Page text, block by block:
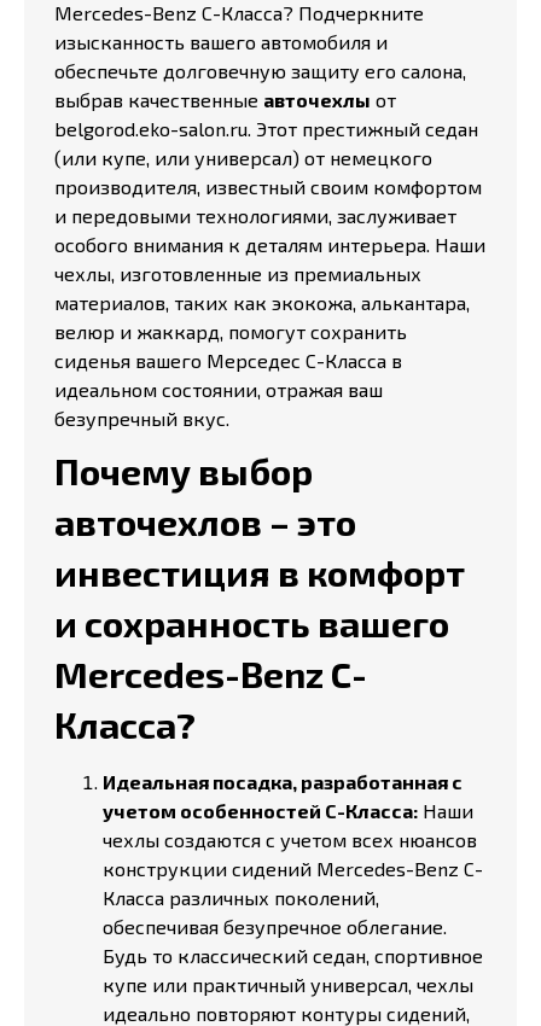
Mercedes-Benz C-Класса? Подчеркните
изысканность вашего автомобиля и
обеспечьте долговечную защиту его салона,
выбрав качественные авточехлы от
belgorod.eko-salon.ru. Этот престижный седан
(или купе, или универсал) от немецкого
производителя, известный своим комфортом
и передовыми технологиями, заслуживает
особого внимания к деталям интерьера. Наши
чехлы, изготовленные из премиальных
материалов, таких как экокожа, алькантара,
велюр и жаккард, помогут сохранить
сиденья вашего Мерседес C-Класса в
идеальном состоянии, отражая ваш
безупречный вкус.
Почему выбор
авточехлов – это
инвестиция в комфорт
и сохранность вашего
Mercedes-Benz C-
Класса?
Идеальная посадка, разработанная с
учетом особенностей C-Класса: Наши
чехлы создаются с учетом всех нюансов
конструкции сидений Mercedes-Benz C-
Класса различных поколений,
обеспечивая безупречное облегание.
Будь то классический седан, спортивное
купе или практичный универсал, чехлы
идеально повторяют контуры сидений,